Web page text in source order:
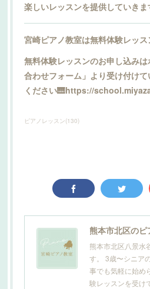
楽しいレッスンを提供していきま
宮崎ピアノ教室は無料体験レッス
無料体験レッスンのお申し込み
合わせフォーム」より受け付け
ください🎹https://
ピアノレッスン(130)
熊本市北区八景水
す。 3歳〜シニア
事でも気軽に始め
験レッスンを受け